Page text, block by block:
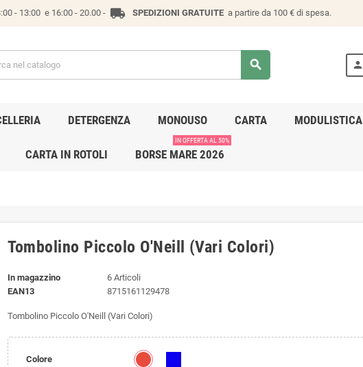
- 13:00 e 16:00 - 20.00 - local_shipping SPEDIZIONI GRATUITE a partire da 100 € di spesa.
search person
DETERGENZA MONOUSO CARTA MODULISTICA
CARTA IN ROTOLI BORSE MARE 2026
IN OFFERTA AL 50%
Tombolino Piccolo O'Neill (Vari Colori)
In magazzino
6 Articoli
EAN13
8715161129478
Tombolino Piccolo O'Neill (Vari Colori)
Colore